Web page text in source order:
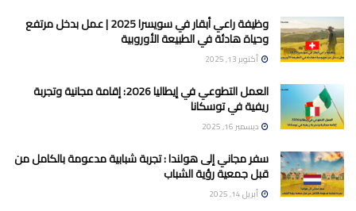
وظيفة راعي أبقار في سويسرا 2025 | عمل بدخل مرتفع
وحياة هادئة في الطبيعة الأوروبية
أكتوبر 13, 2025
العمل التطوعي في إيطاليا 2026: إقامة مجانية وتجربة
ريفية في توسكانا
ديسمبر 16, 2025
سفر مجاني إلى هولندا : تجربة شبابية مدعومة بالكامل من
قبل جمعية رؤية الشباب
أبريل 14, 2025